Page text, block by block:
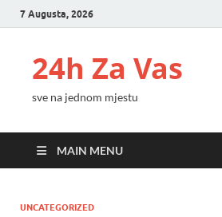
7 Augusta, 2026
24h Za Vas
sve na jednom mjestu
MAIN MENU
UNCATEGORIZED